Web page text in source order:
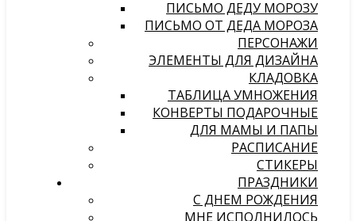
ПИСЬМО ДЕДУ МОРОЗУ
ПИСЬМО ОТ ДЕДА МОРОЗА
ПЕРСОНАЖИ
ЭЛЕМЕНТЫ ДЛЯ ДИЗАЙНА
КЛАДОВКА
ТАБЛИЦА УМНОЖЕНИЯ
КОНВЕРТЫ ПОДАРОЧНЫЕ
ДЛЯ МАМЫ И ПАПЫ
РАСПИСАНИЕ
СТИКЕРЫ
ПРАЗДНИКИ
С ДНЕМ РОЖДЕНИЯ
МНЕ ИСПОЛНИЛОСЬ